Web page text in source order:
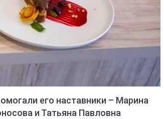
его наставники – Марина
и Татьяна Павловна